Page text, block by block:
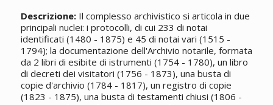
Descrizione:Il complesso archivistico si articola in due
principali nuclei: i protocolli, di cui 233 di notai
identificati (1480 - 1875) e 45 di notai vari (1515 -
1794); la documentazione dell'Archivio notarile, formata
da 2 libri di esibite di istrumenti (1754 - 1780), un libro
di decreti dei visitatori (1756 - 1873), una busta di
copie d'archivio (1784 - 1817), un registro di copie
(1823 - 1875), una busta di testamenti chiusi (1806 -